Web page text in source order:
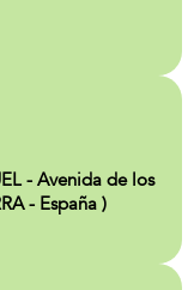
- Avenida de los
- España )